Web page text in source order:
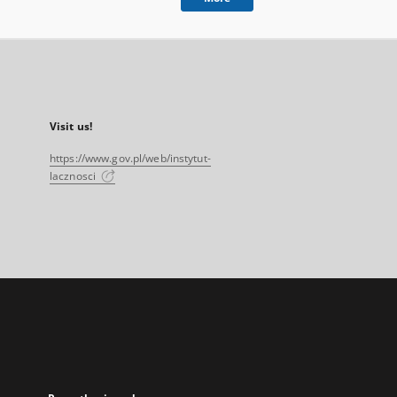
Visit us!
https://www.gov.pl/web/instytut-
lacznosci